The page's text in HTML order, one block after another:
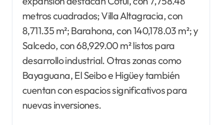
metros cuadrados; Villa Altagracia, con
8,711.35 m²; Barahona, con 140,178.03 m²; y
Salcedo, con 68,929.00 m² listos para
desarrollo industrial. Otras zonas como
Bayaguana, El Seibo e Higüey también
cuentan con espacios significativos para
nuevas inversiones.